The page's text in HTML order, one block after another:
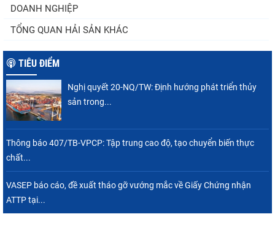
DOANH NGHIỆP
TỔNG QUAN HẢI SẢN KHÁC
TIÊU ĐIỂM
Nghị quyết 20-NQ/TW: Định hướng phát triển thủy
sản trong...
Thông báo 407/TB-VPCP: Tập trung cao độ, tạo chuyển biến thực
chất...
VASEP báo cáo, đề xuất tháo gỡ vướng mắc về Giấy Chứng nhận
ATTP tại...